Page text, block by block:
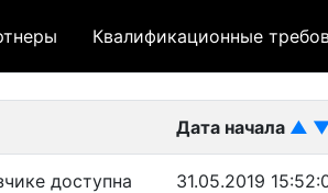
Квалификационные
Дата начала ▲
доступна
31.05.2019